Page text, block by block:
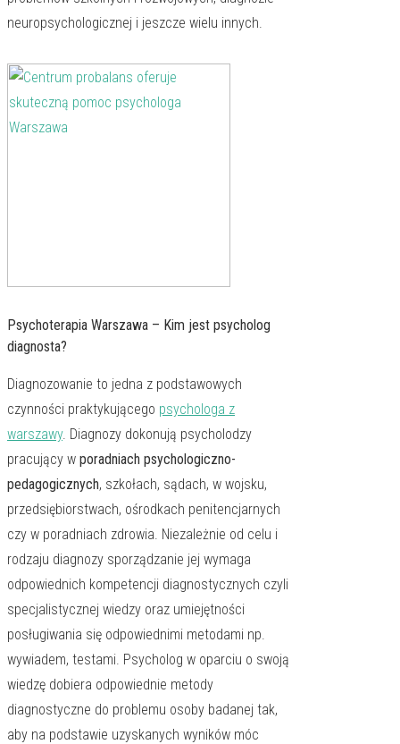
neuropsychologicznej i jeszcze wielu innych.
Psychoterapia Warszawa – Kim jest psycholog
diagnosta?
Diagnozowanie to jedna z podstawowych
czynności praktykującego psychologa z
warszawy. Diagnozy dokonują psycholodzy
pracujący w poradniach psychologiczno-
pedagogicznych, szkołach, sądach, w wojsku,
przedsiębiorstwach, ośrodkach penitencjarnych
czy w poradniach zdrowia. Niezależnie od celu i
rodzaju diagnozy sporządzanie jej wymaga
odpowiednich kompetencji diagnostycznych czyli
specjalistycznej wiedzy oraz umiejętności
posługiwania się odpowiednimi metodami np.
wywiadem, testami. Psycholog w oparciu o swoją
wiedzę dobiera odpowiednie metody
diagnostyczne do problemu osoby badanej tak,
aby na podstawie uzyskanych wyników móc